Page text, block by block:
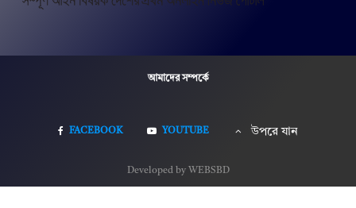
আমাদের সম্পর্কে
FACEBOOK YOUTUBE উপরে যান
Developed by WEBSBD